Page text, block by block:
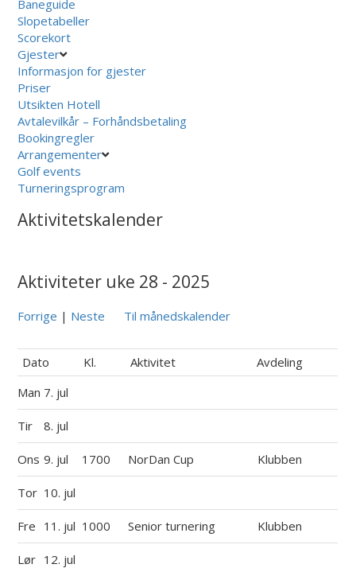
Baneguide
Slopetabeller
Scorekort
Gjester
Informasjon for gjester
Priser
Utsikten Hotell
Avtalevilkår – Forhåndsbetaling
Bookingregler
Arrangementer
Golf events
Turneringsprogram
Aktivitetskalender
Aktiviteter uke 28 - 2025
Forrige | Neste Til månedskalender
Dato Kl. Aktivitet
Avdeling
Man 7. jul
Tir 8. jul
Ons 9. jul 1700 NorDan Cup Klubben
Tor 10. jul
Fre 11. jul 1000 Senior turnering Klubben
Lør 12. jul